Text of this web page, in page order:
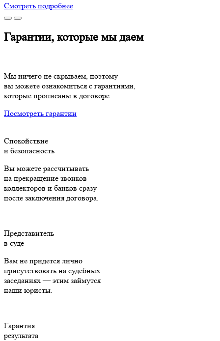
Смотреть подробнее
Гарантии, которые мы даем
Мы ничего не скрываем, поэтому
вы можете ознакомиться с гарантиями,
которые прописаны в договоре
Посмотреть гарантии
Спокойствие
и безопасность
Вы можете рассчитывать
на прекращение звонков
коллекторов и банков сразу
после заключения договора.
Представитель
в суде
Вам не придется лично
присутствовать на судебных
заседаниях — этим займутся
наши юристы.
Гарантия
результата